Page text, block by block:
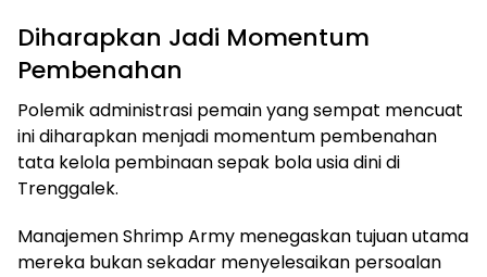
Diharapkan Jadi Momentum
Pembenahan
Polemik administrasi pemain yang sempat mencuat
ini diharapkan menjadi momentum pembenahan
tata kelola pembinaan sepak bola usia dini di
Trenggalek.
Manajemen Shrimp Army menegaskan tujuan utama
mereka bukan sekadar menyelesaikan persoalan